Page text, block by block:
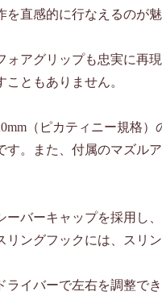
直感的に行なえるのが魅
アグリップも忠実に再
ともありません。
（ピカティニー規格
。また、付属のマズル
バーキャップを採用し
ングフックには、スリ
イバーで左右を調整で